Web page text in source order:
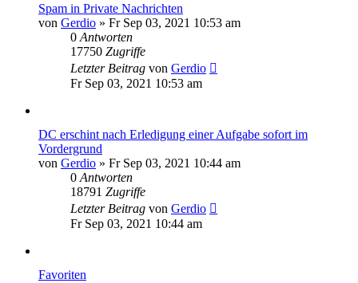
Spam in Private Nachrichten
von Gerdio » Fr Sep 03, 2021 10:53 am
0 Antworten
17750 Zugriffe
Letzter Beitrag von Gerdio
Fr Sep 03, 2021 10:53 am
DC erschint nach Erledigung einer Aufgabe sofort im
Vordergrund
von Gerdio » Fr Sep 03, 2021 10:44 am
0 Antworten
18791 Zugriffe
Letzter Beitrag von Gerdio
Fr Sep 03, 2021 10:44 am
Favoriten